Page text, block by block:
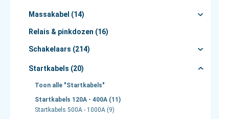
Massakabel (14)
Relais & pinkdozen (16)
Schakelaars (214)
Startkabels (20)
Toon alle "Startkabels"
Startkabels 120A - 400A (11)
Startkabels 500A - 1000A (9)